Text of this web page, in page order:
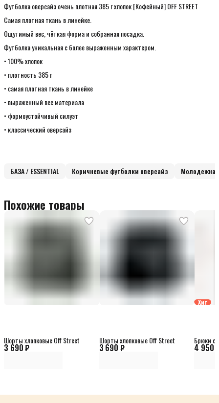
Футболка оверсайз очень плотная 385 г хлопок [Кофейный] OFF STREET
Самая плотная ткань в линейке.
Ощутимый вес, чёткая форма и собранная посадка.
Футболка уникальная с более выраженным характером.
• 100% хлопок
• плотность 385 г
• самая плотная ткань в линейке
• выраженный вес материала
• формоустойчивый силуэт
• классический оверсайз
БАЗА / ESSENTIAL Коричневые футболки оверсайз
Похожие товары
3 690 ₽
Шорты хлопковые Off Street
3 690 ₽
Шорты хлопковые Off Street
Хит
4 950
Брюки